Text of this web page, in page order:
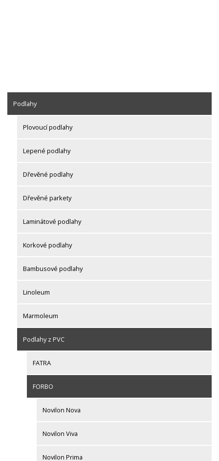
Podlahy
Plovoucí podlahy
Lepené podlahy
Dřevěné podlahy
Dřevěné parkety
Laminátové podlahy
Korkové podlahy
Bambusové podlahy
Linoleum
Marmoleum
Podlahy z PVC
FATRA
FORBO
Novilon Nova
Novilon Viva
Novilon Prima